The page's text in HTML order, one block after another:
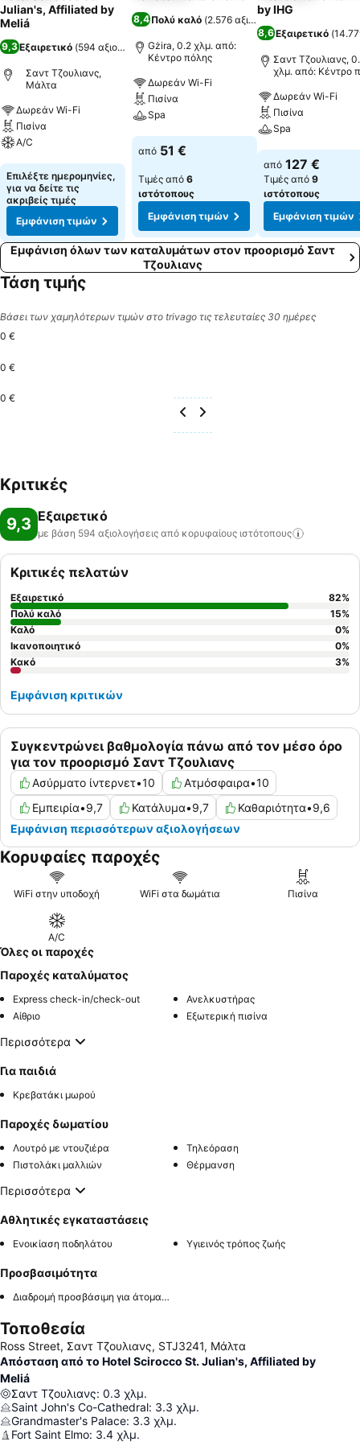
Julian's, Affiliated by
Meliá
9,3Εξαιρετικό (594 αξιολογήσεις)
Σαντ Τζουλιανς,
Μάλτα
Δωρεάν Wi-Fi
Πισίνα
A/C
Εμφάνιση τιμών
Επιλέξτε ημερομηνίες,
για να δείτε τις
ακριβείς τιμές
Εμφάνιση τιμών
8,4 Πολύ καλό (2.576 αξιολογήσεις
Gżira, 0.2 χλμ. από:
Κέντρο πόλης
Δωρεάν Wi-Fi
Πισίνα
Spa
Εμφάνιση τιμών
από 51 €
Τιμές από 6
ιστότοπους
Εμφάνιση τιμών
by IHG
8,6Εξαιρετικό (
Σαντ Τζουλιανς,
χλμ. από: Κέντρο
Δωρεάν Wi-Fi
Πισίνα
Spa
Εμφάνιση τιμών
από 127 €
Τιμές από 9
ιστότοπους
Εμφάνιση τιμών
Εμφάνιση όλων των καταλυμάτων στον προορισμό Σαντ
Τζουλιανς
Τάση τιμής
Βάσει των χαμηλότερων τιμών στο trivago τις τελευταίες 30 ημέρες
0 €
0 €
0 €
Κριτικές
9,3 Εξαιρετικό
με βάση 594 αξιολογήσεις από κορυφαίους ιστότοπους
Συγκεντρώνει βαθμολογία πάνω από τον μέσο όρο
για τον προορισμό Σαντ Τζουλιανς
Ασύρματο ίντερνετ•10 Ατμόσφαιρα•10
Εμπειρία•9,7 Κατάλυμα•9,7 Καθαριότητα•9,6
Εμφάνιση περισσότερων αξιολογήσεων
Κριτικές πελατών
Εξαιρετικό 82%
Πολύ καλό
15%
Καλό
0%
Ικανοποιητικό
0%
Κακό
3%
Εμφάνιση κριτικών
Κορυφαίες παροχές
WiFi στην υποδοχή WiFi στα δωμάτια Πισίνα
A/C
Όλες οι παροχές
Παροχές καταλύματος
Express check-in/check-out
Ανελκυστήρας
Αίθριο
Εξωτερική πισίνα
Περισσότερα
Για παιδιά
Κρεβατάκι μωρού
Παροχές δωματίου
Λουτρό με ντουζιέρα
Τηλεόραση
Πιστολάκι μαλλιών
Θέρμανση
Περισσότερα
Αθλητικές εγκαταστάσεις
Ενοικίαση ποδηλάτου Υγιεινός τρόπος ζωής
Προσβασιμότητα
Διαδρομή προσβάσιμη για άτομα με αναπηρία
Τοποθεσία
Ross Street, Σαντ Τζουλιανς, STJ3241, Μάλτα
Απόσταση από το Hotel Scirocco St. Julian's, Affiliated by
Meliá
Σαντ Τζουλιανς: 0.3 χλμ.
Saint John's Co-Cathedral: 3.3 χλμ.
Grandmaster's Palace: 3.3 χλμ.
Fort Saint Elmo: 3.4 χλμ.